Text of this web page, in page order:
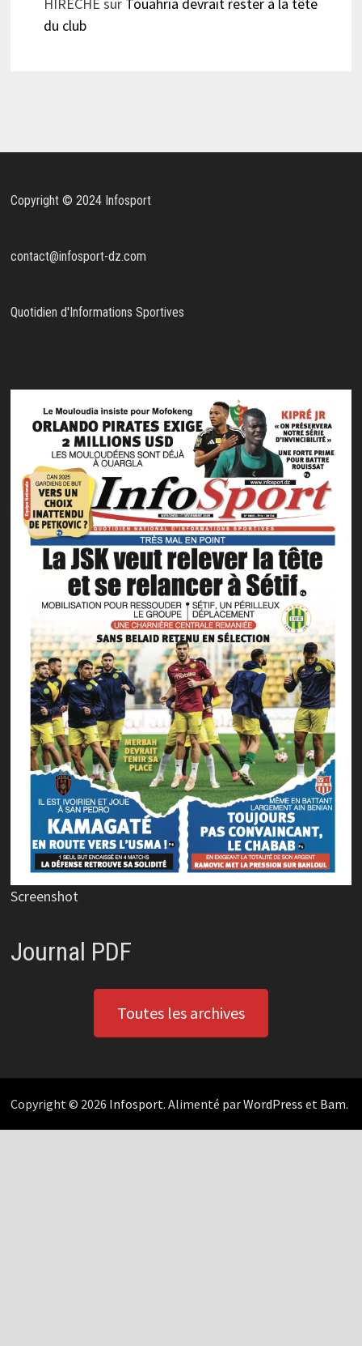
HIRECHE sur Touahria devrait rester à la tête
du club
Copyright © 2024 Infosport
contact@infosport-dz.com
Quotidien d'Informations Sportives
Screenshot
Journal PDF
Toutes les archives
Copyright © 2026 Infosport. Alimenté parWordPress et Bam.